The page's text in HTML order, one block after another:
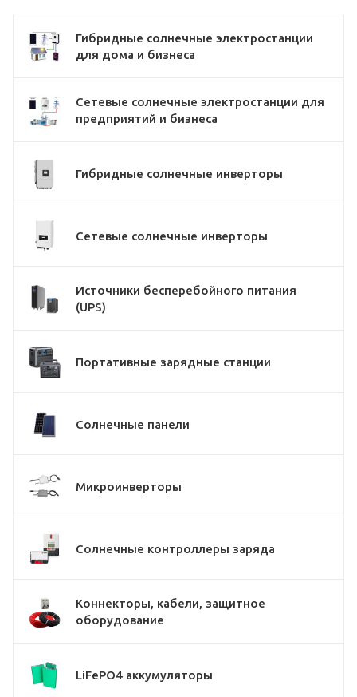
Гибридные солнечные электростанции
для дома и бизнеса
Сетевые солнечные электростанции для
предприятий и бизнеса
Гибридные солнечные инверторы
Сетевые солнечные инверторы
Источники бесперебойного питания
(UPS)
Портативные зарядные станции
Солнечные панели
Микроинверторы
Солнечные контроллеры заряда
Коннекторы, кабели, защитное
оборудование
LiFePO4 аккумуляторы